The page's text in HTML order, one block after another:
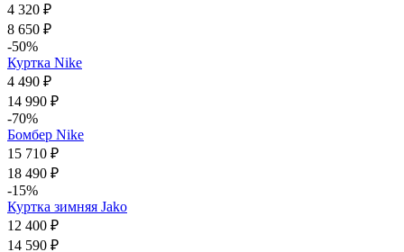
4 320 ₽
8 650 ₽
-50%
Куртка Nike
4 490 ₽
14 990 ₽
-70%
Бомбер Nike
15 710 ₽
18 490 ₽
-15%
Куртка зимняя Jako
12 400 ₽
14 590 ₽